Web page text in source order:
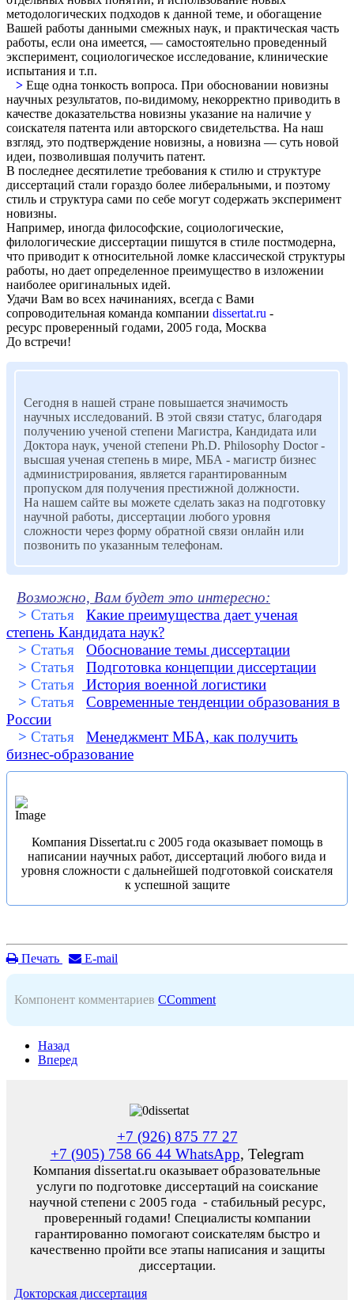
методологических подходов к данной теме, и обогащение
Вашей работы данными смежных наук, и практическая часть
работы, если она имеется, — самостоятельно проведенный
эксперимент, социологическое исследование, клинические
испытания и т.п.
> Еще одна тонкость вопроса. При обосновании новизны
научных результатов, по-видимому, некорректно приводить в
качестве доказательства новизны указание на наличие у
соискателя патента или авторского свидетельства. На наш
взгляд, это подтверждение новизны, а новизна — суть новой
идеи, позволившая получить патент.
В последнее десятилетие требования к стилю и структуре
диссертаций стали гораздо более либеральными, и поэтому
стиль и структура сами по себе могут содержать эксперимент
новизны.
Например, иногда философские, социологические,
филологические диссертации пишутся в стиле постмодерна,
что приводит к относительной ломке классической структуры
работы, но дает определенное преимущество в изложении
наиболее оригинальных идей.
Удачи Вам во всех начинаниях, всегда с Вами
сопроводительная команда компании dissertat.ru -
ресурс проверенный годами, 2005 года, Москва
До встречи!
Сегодня в нашей стране повышается значимость
научных исследований. В этой связи статус, благодаря
получению ученой степени Магистра, Кандидата или
Доктора наук, ученой степени Ph.D. Philosophy Doctor -
высшая ученая степень в мире, МБА - магистр бизнес
администрирования, является гарантированным
пропуском для получения престижной должности.
На нашем сайте вы можете сделать заказ на подготовку
научной работы, диссертации любого уровня
сложности через форму обратной связи онлайн или
позвонить по указанным телефонам.
Возможно, Вам будет это интересно:
> Статья
Какие преимущества дает ученая
степень Кандидата наук?
> Статья
Обоснование темы диссертации
> Статья
Подготовка концепции диссертации
> Статья
История военной логистики
> Статья
Современные тенденции образования в
России
> Статья
Менеджмент МБА, как получить
бизнес-образование
Компания Dissertat.ru c 2005 года оказывает помощь в
написании научных работ, диссертаций любого вида и
уровня сложности с дальнейшей подготовкой соискателя
к успешной защите
Печать E-mail
Компонент комментариев CComment
Назад
Вперед
+7 (926) 875 77 27
+7 (905) 758 66 44 WhatsApp, Telegram
Компания dissertat.ru оказывает образовательные
услуги по подготовке диссертаций на соискание
научной степени с 2005 года - стабильный ресурс,
проверенный годами! Специалисты компании
гарантированно помогают соискателям быстро и
качественно пройти все этапы написания и защиты
диссертации.
Докторская диссертация